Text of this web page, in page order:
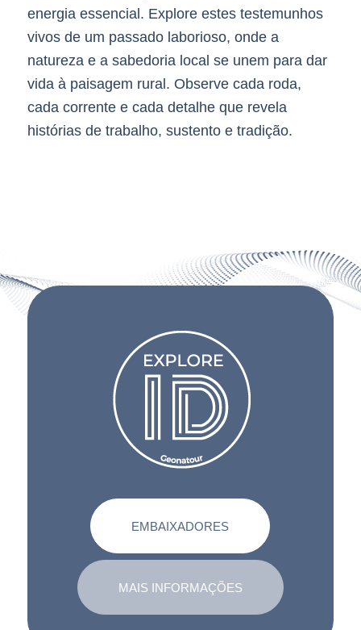
energia essencial. Explore estes testemunhos
vivos de um passado laborioso, onde a
natureza e a sabedoria local se unem para dar
vida à paisagem rural. Observe cada roda,
cada corrente e cada detalhe que revela
histórias de trabalho, sustento e tradição.
EMBAIXADORES
MAIS INFORMAÇÕES